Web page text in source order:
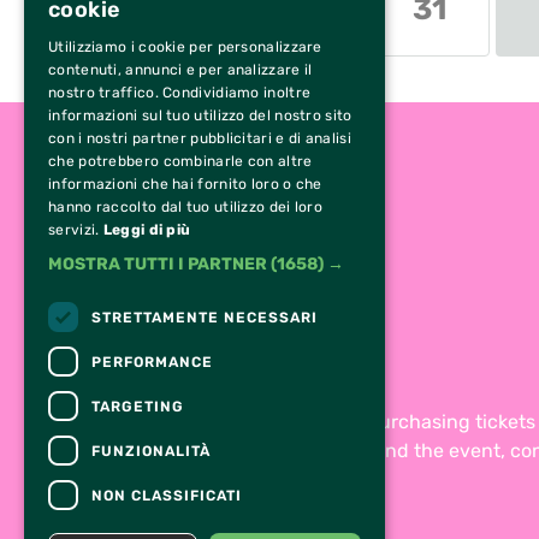
31
For information and support in purchasing tickets
For information on the program and the event,
cookie
Utilizziamo i cookie per personalizzare
contenuti, annunci e per analizzare il
nostro traffico. Condividiamo inoltre
informazioni sul tuo utilizzo del nostro sito
con i nostri partner pubblicitari e di analisi
che potrebbero combinarle con altre
informazioni che hai fornito loro o che
hanno raccolto dal tuo utilizzo dei loro
servizi. Leggi di più
MOSTRA TUTTI I PARTNER (1658) →
STRETTAMENTE NECESSARI
PERFORMANCE
TARGETING
FUNZIONALITÀ
NON CLASSIFICATI